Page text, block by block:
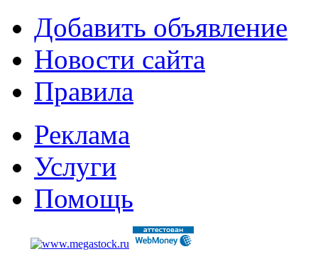
Добавить объявление
Новости сайта
Правила
Реклама
Услуги
Помощь